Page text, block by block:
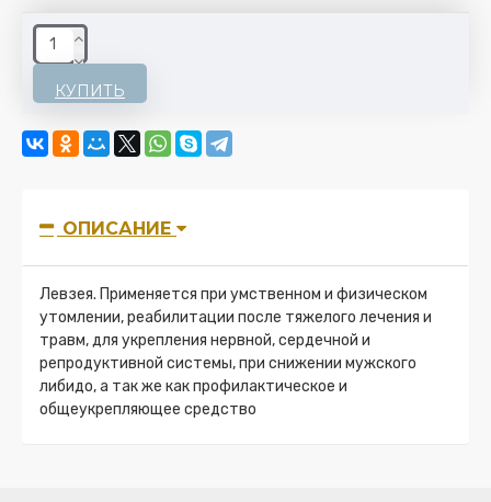
КУПИТЬ
ОПИСАНИЕ
Левзея. Применяется при умственном и физическом
утомлении, реабилитации после тяжелого лечения и
травм, для укрепления нервной, сердечной и
репродуктивной системы, при снижении мужского
либидо, а так же как профилактическое и
общеукрепляющее средство